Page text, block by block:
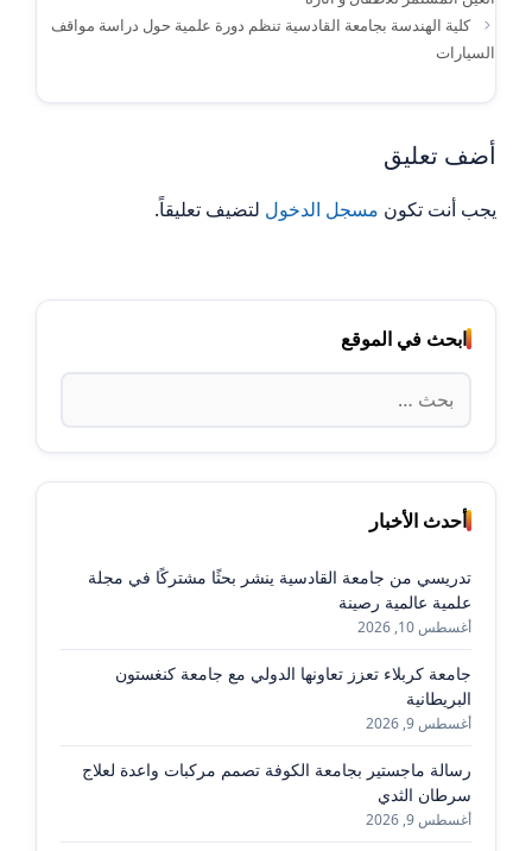
كلية الهندسة بجامعة القادسية تنظم دورة علمية حول دراسة مواقف
السيارات
أضف تعليق
يجب أنت تكون مسجل الدخول لتضيف تعليقاً.
ابحث في الموقع
البحث
عن:
أحدث الأخبار
تدريسي من جامعة القادسية ينشر بحثًا مشتركًا في مجلة
علمية عالمية رصينة
أغسطس 10, 2026
جامعة كربلاء تعزز تعاونها الدولي مع جامعة كنغستون
البريطانية
أغسطس 9, 2026
رسالة ماجستير بجامعة الكوفة تصمم مركبات واعدة لعلاج
سرطان الثدي
أغسطس 9, 2026